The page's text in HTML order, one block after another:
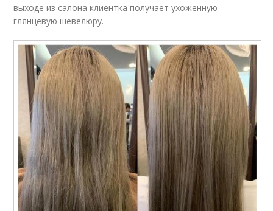
выходе из салона клиентка получает ухоженную
глянцевую шевелюру.